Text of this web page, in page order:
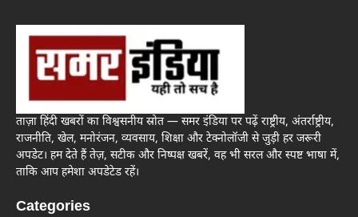
ताज़ा हिंदी खबरों का विश्वसनीय स्रोत — समर इंडिया पर पढ़ें राष्ट्रीय, अंतर्राष्ट्रीय,
राजनीति, खेल, मनोरंजन, व्यवसाय, शिक्षा और टेक्नोलॉजी से जुड़ी हर जरूरी
अपडेट। हम देते हैं तेज़, सटीक और निष्पक्ष खबरें, वह भी सरल और स्पष्ट भाषा में,
ताकि आप हमेशा अपडेटेड रहें।
Categories